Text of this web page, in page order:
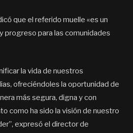
que el referido muelle «es un
progreso para las comunidades
la vida de nuestros
ofreciéndoles la oportunidad de
más segura, digna y con
como ha sido la visión de nuestro
expresó el director de